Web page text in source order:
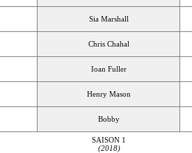
Sia Marshall
Chris Chahal
Ioan Fuller
Henry Mason
Bobby
SAISON 1
(2018)